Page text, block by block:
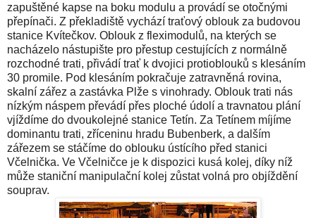
zapuštěné kapse na boku modulu a provádí se otočnými
přepínači. Z překladiště vychází traťový oblouk za budovou
stanice Kvítečkov. Oblouk z fleximodulů, na kterých se
nacházelo nástupište pro přestup cestujících z normálně
rozchodné trati, přivádí trať k dvojici protioblouků s klesáním
30 promile. Pod klesáním pokračuje zatravněná rovina,
skalní zářez a zastávka Plže s vinohrady. Oblouk trati nás
nízkým náspem převádí přes ploché údolí a travnatou plání
vjíždíme do dvoukolejné stanice Tetín. Za Tetínem míjíme
dominantu trati, zříceninu hradu Bubenberk, a dalším
zářezem se stáčíme do oblouku ústícího před stanici
Včelnička. Ve Včelničce je k dispozici kusá kolej, díky níž
může staniční manipulační kolej zůstat volná pro objíždění
souprav.